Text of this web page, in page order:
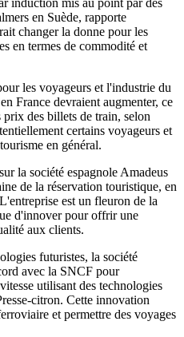
induction mis au point par des
en Suède, rapporte
changer la donne pour les
en termes de commodité et
les voyageurs et l'industrie du
France devraient augmenter, ce
prix des billets de train, selon
certains voyageurs et
en général.
la société espagnole Amadeus
de la réservation touristique, en
est un fleuron de la
d'innover pour offrir une
aux clients.
futuristes, la société
avec la SNCF pour
utilisant des technologies
citron. Cette innovation
et permettre des voyages